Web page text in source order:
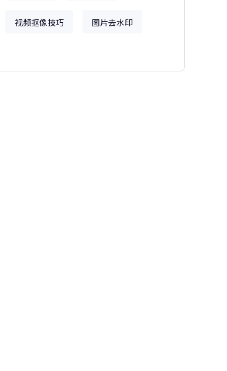
视频抠像技巧 图片去水印